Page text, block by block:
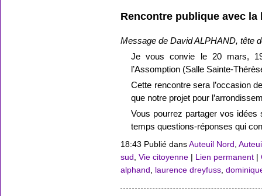
Rencontre publique avec
Message de David ALPHAND, tête
Je vous convie le 20 mars,
l’Assomption (Salle Sainte-
Cette rencontre sera l’occasion
que notre projet pour
Vous pourrez partager vos
temps questions-réponses qui
18:43 Publié dansAuteuil Nord
sud Vie citoyenne | Lien permanent |
alphand
laurence dreyfuss